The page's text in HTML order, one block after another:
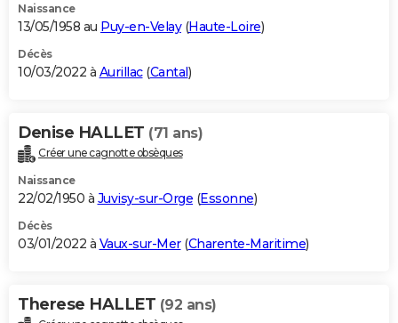
Naissance
13/05/1958 au Puy-en-Velay(Haute-Loire)
Décès
10/03/2022 à Aurillac(Cantal)
Denise HALLET (71 ans)
Créer une cagnotte obsèques
Naissance
22/02/1950 à Juvisy-sur-Orge (Essonne)
Décès
03/01/2022 à Vaux-sur-Mer(Charente-Maritime)
Therese HALLET (92 ans)